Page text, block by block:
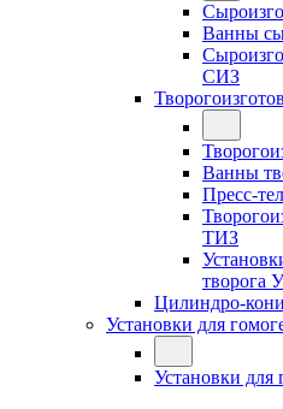
Ванны
СИЗ
Ванны
Пресс-
ТИЗ
творога
Цилиндро-
Установки для
Установки для